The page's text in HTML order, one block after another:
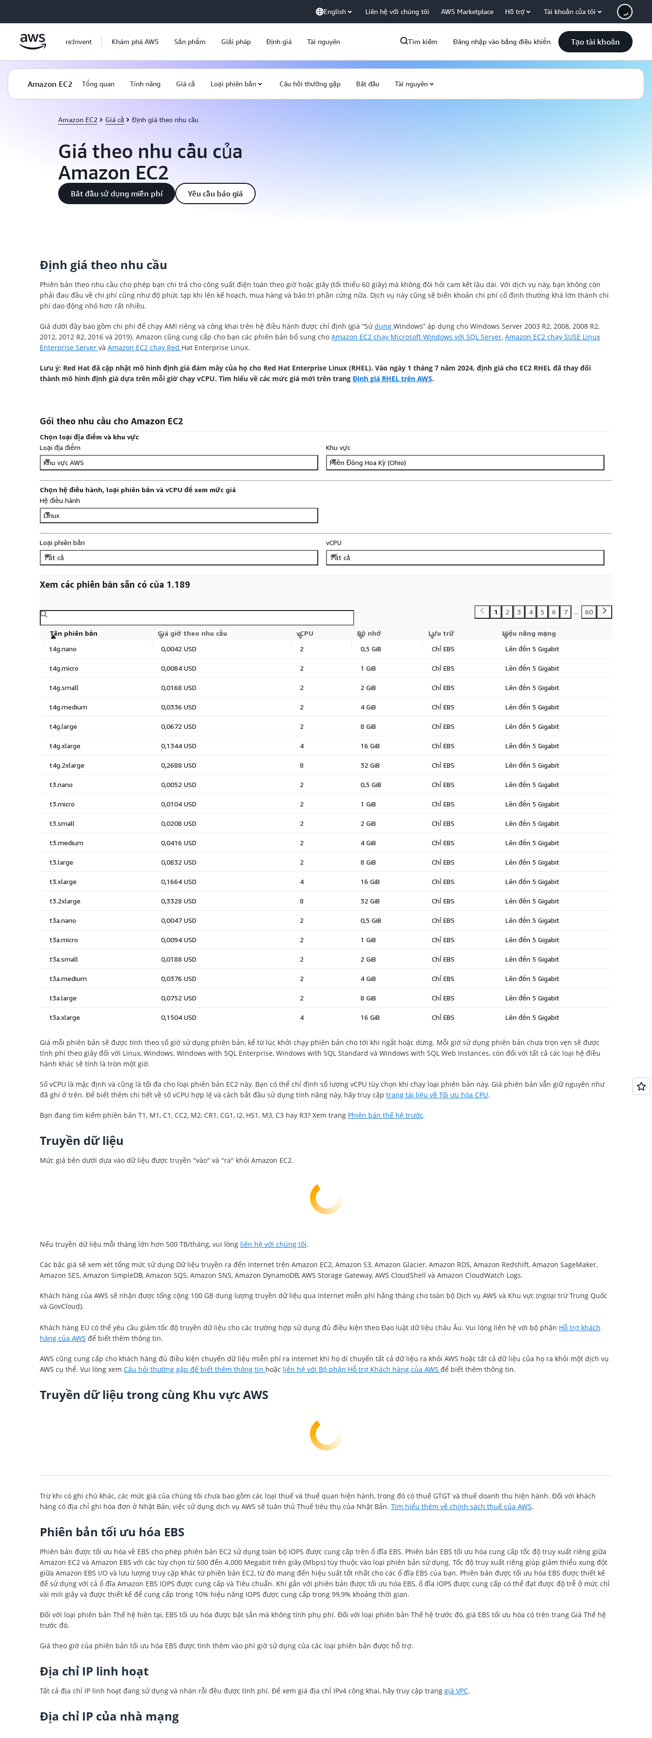
English Liên hệ với chúng tôi AWS Marketplace Hỗ trợ Tài khoản của tôi
re:Invent Khám phá AWS Sản phẩm Giải pháp Định giá Tài nguyên Tìm kiếm Đăng nhập vào bảng điều khiển Tạo tài khoản
Amazon EC2 Tổng quan Tính năng Giá cả Loại phiên bản Câu hỏi thường gặp Bắt đầu Tài nguyên
Amazon EC2 Giá cả Định giá theo nhu cầu
Giá theo nhu cầu của
Amazon EC2
Bắt đầu sử dụng miễn phí Yêu cầu báo giá
Định giá theo nhu cầu
Phiên bản theo nhu cầu cho phép bạn chi trả cho công suất điện toán theo giờ hoặc giây (tối thiểu 60 giây) mà không đòi hỏi cam kết lâu dài. Với dịch vụ này, bạn không còn
phải đau đầu về chi phí cũng như độ phức tạp khi lên kế hoạch, mua hàng và bảo trì phần cứng nữa. Dịch vụ này cũng sẽ biến khoản chi phí cố định thường khá lớn thành chi
phí dao động nhỏ hơn rất nhiều.
Giá dưới đây bao gồm chi phí để chạy AMI riêng và công khai trên hệ điều hành được chỉ định (giá “Sửdụng Windows” áp dụng cho Windows Server 2003 R2, 2008, 2008 R2,
2012, 2012 R2, 2016 và 2019). Amazon cũng cung cấp cho bạn các phiên bản bổ sung cho Amazon EC2 chạy Microsoft Windows với SQL Server, Amazon EC2 chạy SUSE Linux
Enterprise Server và Amazon EC2 chạy Red Hat Enterprise Linux.
Lưu ý: Red Hat đã cập nhật mô hình định giá đám mây của họ cho Red Hat Enterprise Linux (RHEL). Vào ngày 1 tháng 7 năm 2024, định giá cho EC2 RHEL đã thay đổi
thành mô hình định giá dựa trên mỗi giờ chạy vCPU. Tìm hiểu về các mức giá mới trên trang Định giá RHEL trên AWS.
Giá mỗi phiên bản sẽ được tính theo số giờ sử dụng phiên bản, kể từ lúc khởi chạy phiên bản cho tới khi ngắt hoặc dừng. Mỗi giờ sử dụng phiên bản chưa trọn vẹn sẽ được
tính phí theo giây đối với Linux, Windows, Windows with SQL Enterprise, Windows with SQL Standard và Windows with SQL Web Instances, còn đối với tất cả các loại hệ điều
hành khác sẽ tính là tròn một giờ.
Số vCPU là mặc định và cũng là tối đa cho loại phiên bản EC2 này. Bạn có thể chỉ định số lượng vCPU tùy chọn khi chạy loại phiên bản này. Giá phiên bản vẫn giữ nguyên như
đã ghi ở trên. Để biết thêm chi tiết về số vCPU hợp lệ và cách bắt đầu sử dụng tính năng này, hãy truy cập trang tài liệu về Tối ưu hóa CPU.
Bạn đang tìm kiếm phiên bản T1, M1, C1, CC2, M2, CR1, CG1, I2, HS1, M3, C3 hay R3? Xem trang Phiên bản thế hệ trước.
Truyền dữ liệu
Mức giá bên dưới dựa vào dữ liệu được truyền "vào" và "ra" khỏi Amazon EC2.
Nếu truyền dữ liệu mỗi tháng lớn hơn 500 TB/tháng, vui lòng liên hệ với chúng tôi.
Các bậc giá sẽ xem xét tổng mức sử dụng Dữ liệu truyền ra đến Internet trên Amazon EC2, Amazon S3, Amazon Glacier, Amazon RDS, Amazon Redshift, Amazon SageMaker,
Amazon SES, Amazon SimpleDB, Amazon SQS, Amazon SNS, Amazon DynamoDB, AWS Storage Gateway, AWS CloudShell và Amazon CloudWatch Logs.
Khách hàng của AWS sẽ nhận được tổng cộng 100 GB dung lượng truyền dữ liệu qua Internet miễn phí hằng tháng cho toàn bộ Dịch vụ AWS và Khu vực (ngoại trừ Trung Quốc
và GovCloud).
Khách hàng EU có thể yêu cầu giảm tốc độ truyền dữ liệu cho các trường hợp sử dụng đủ điều kiện theo Đạo luật dữ liệu châu Âu. Vui lòng liên hệ với bộ phận Hỗ trợ khách
hàng của AWS để biết thêm thông tin.
AWS cũng cung cấp cho khách hàng đủ điều kiện chuyển dữ liệu miễn phí ra internet khi họ di chuyển tất cả dữ liệu ra khỏi AWS hoặc tất cả dữ liệu của họ ra khỏi một dịch vụ
AWS cụ thể. Vui lòng xem Câu hỏi thường gặp để biết thêm thông tin hoặc liên hệ với Bộ phận Hỗ trợ Khách hàng của AWS để biết thêm thông tin.
Truyền dữ liệu trong cùng Khu vực AWS
Trừ khi có ghi chú khác, các mức giá của chúng tôi chưa bao gồm các loại thuế và thuế quan hiện hành, trong đó có thuế GTGT và thuế doanh thu hiện hành. Đối với khách
hàng có địa chỉ ghi hóa đơn ở Nhật Bản, việc sử dụng dịch vụ AWS sẽ tuân thủ Thuế tiêu thụ của Nhật Bản. Tìm hiểu thêm về chính sách thuế của AWS.
Phiên bản tối ưu hóa EBS
Phiên bản được tối ưu hóa về EBS cho phép phiên bản EC2 sử dụng toàn bộ IOPS được cung cấp trên ổ đĩa EBS. Phiên bản EBS tối ưu hóa cung cấp tốc độ truy xuất riêng giữa
Amazon EC2 và Amazon EBS với các tùy chọn từ 500 đến 4.000 Megabit trên giây (Mbps) tùy thuộc vào loại phiên bản sử dụng. Tốc độ truy xuất riêng giúp giảm thiểu xung đột
giữa Amazon EBS I/O và lưu lượng truy cập khác từ phiên bản EC2, từ đó mang đến hiệu suất tốt nhất cho các ổ đĩa EBS của bạn. Phiên bản được tối ưu hóa EBS được thiết kế
để sử dụng với cả ổ đĩa Amazon EBS IOPS được cung cấp và Tiêu chuẩn. Khi gắn với phiên bản được tối ưu hóa EBS, ổ đĩa IOPS được cung cấp có thể đạt được độ trễ ở mức chỉ
vài mili giây và được thiết kế để cung cấp trong 10% hiệu năng IOPS được cung cấp trong 99,9% khoảng thời gian.
Đối với loại phiên bản Thế hệ hiện tại, EBS tối ưu hóa được bật sẵn mà không tính phụ phí. Đối với loại phiên bản Thế hệ trước đó, giá EBS tối ưu hóa có trên trang Giá Thế hệ
trước đó.
Giá theo giờ của phiên bản tối ưu hóa EBS được tính thêm vào phí giờ sử dụng của các loại phiên bản được hỗ trợ.
Địa chỉ IP linh hoạt
Tất cả địa chỉ IP linh hoạt đang sử dụng và nhàn rỗi đều được tính phí. Để xem giá địa chỉ IPv4 công khai, hãy truy cập trang giá VPC.
Địa chỉ IP của nhà mạng